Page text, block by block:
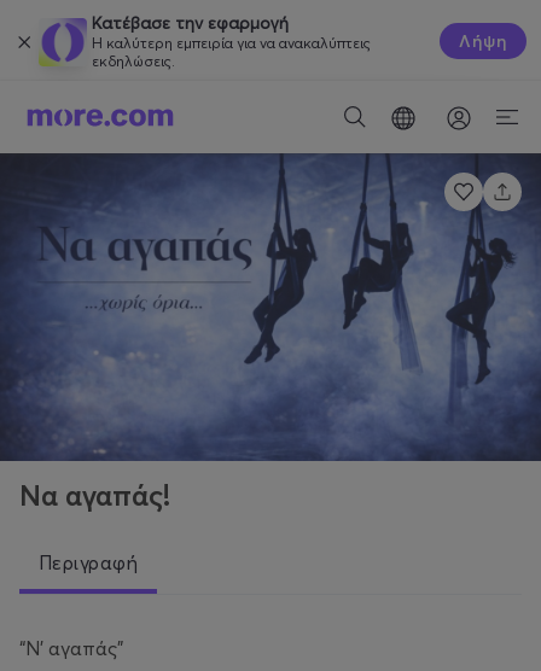
Κατέβασε την εφαρμογή
Η καλύτερη εμπειρία για να ανακαλύπτεις
εκδηλώσεις.
Λήψη
Να αγαπάς!
Περιγραφή
“Ν’ αγαπάς”